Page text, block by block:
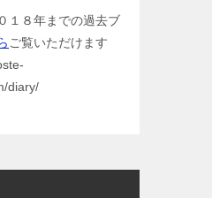
１８年までの過去ブ
ご覧いただけます
diary/